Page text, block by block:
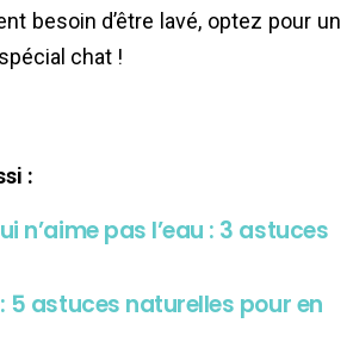
besoin d’être lavé, optez pour un
spécial chat !
:
n’aime pas l’eau : 3 astuces
5 astuces naturelles pour en